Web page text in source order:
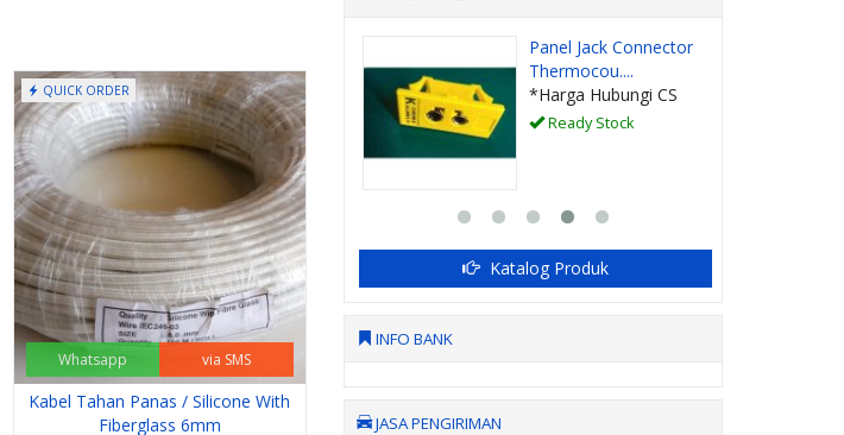
QUICK ORDER
Whatsapp via SMS
Kabel Tahan Panas / Silicone With
Fiberglass 6mm
Thermocou....
*Harga Hubungi CS
Ready Stock
Kabel Thermocouple
Type J Tefl....
*Harga Hubungi CS
Ready Stock
Katalog Produk
INFO BANK
JASA PENGIRIMAN